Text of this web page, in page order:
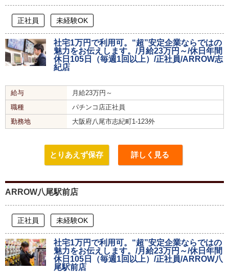
正社員 未経験OK
社宅1万円で利用可。“超”安定企業ならではの
魅力をお伝えします。/月給23万円～/休日年間
休日105日（毎週1回以上）/正社員/ARROW志
紀店
給与
月給23万円～
職種
パチンコ店正社員
勤務地
大阪府八尾市志紀町1-123外
とりあえず保存 詳しく見る
ARROW八尾駅前店
正社員 未経験OK
社宅1万円で利用可。“超”安定企業ならではの
魅力をお伝えします。/月給23万円～/休日年間
休日105日（毎週1回以上）/正社員/ARROW八
尾駅前店